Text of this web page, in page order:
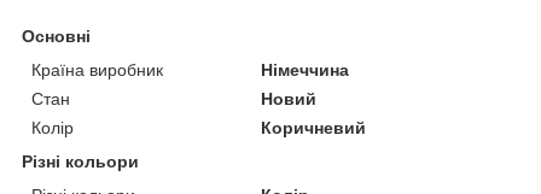
Основні
Країна виробник
Німеччина
Стан
Новий
Колір
Коричневий
Різні кольори